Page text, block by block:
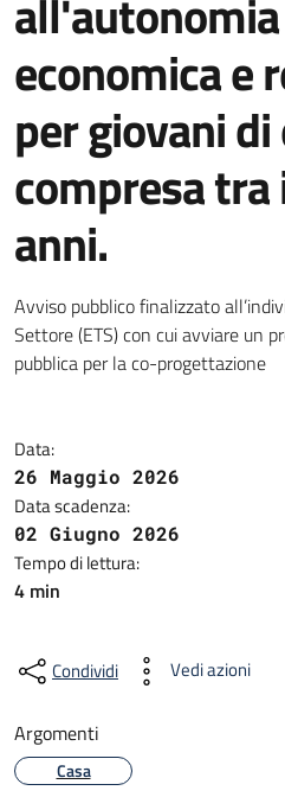
economica e
per giovani
compresa tra
anni.
Avviso pubblico finalizzato
Settore (ETS) con cui avviare un
pubblica per la co-progettazione
Data:
26 Maggio 2026
Data scadenza:
02 Giugno 2026
Tempo di lettura:
4 min
Condividi Vedi azioni
Argomenti
Casa